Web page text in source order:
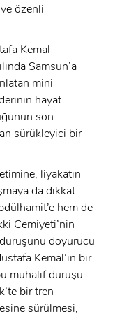
özenli
Kemal
Samsun’a
mini
hayat
son
sürükleyici bir
liyakatın
da dikkat
hem de
Cemiyeti’nin
doyurucu
Kemal’in bir
muhalif duruşu
bir tren
sürülmesi,